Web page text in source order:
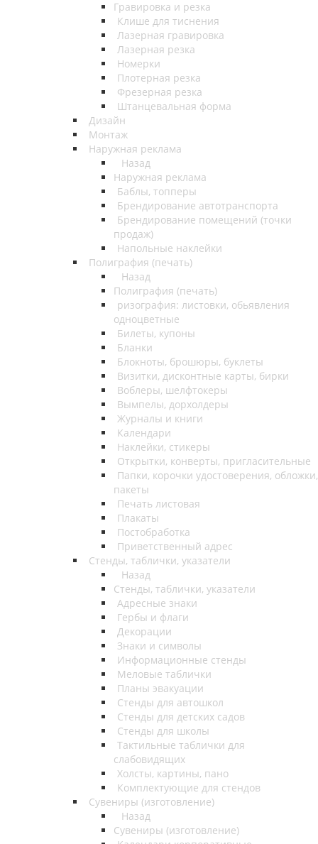
Гравировка и резка
Клише для тиснения
Лазерная гравировка
Лазерная резка
Номерки
Плотерная резка
Фрезерная резка
Штанцевальная форма
Дизайн
Монтаж
Наружная реклама
Назад
Наружная реклама
Баблы, топперы
Брендирование автотранспорта
Брендирование помещений (точки
продаж)
Напольные наклейки
Полиграфия (печать)
Назад
Полиграфия (печать)
ризография: листовки, обьявления
одноцветные
Билеты, купоны
Бланки
Блокноты, брошюры, буклеты
Визитки, дисконтные карты, бирки
Воблеры, шелфтокеры
Вымпелы, дорхолдеры
Журналы и книги
Календари
Наклейки, стикеры
Открытки, конверты, пригласительные
Папки, корочки удостоверения, обложки,
пакеты
Печать листовая
Плакаты
Постобработка
Приветственный адрес
Стенды, таблички, указатели
Назад
Стенды, таблички, указатели
Адресные знаки
Гербы и флаги
Декорации
Знаки и символы
Информационные стенды
Меловые таблички
Планы эвакуации
Стенды для автошкол
Стенды для детских садов
Стенды для школы
Тактильные таблички для
слабовидящих
Холсты, картины, пано
Комплектующие для стендов
Сувениры (изготовление)
Назад
Сувениры (изготовление)